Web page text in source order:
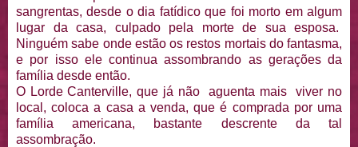
sangrentas, desde o dia fatídico que foi morto em algum
lugar da casa, culpado pela morte de sua esposa.
Ninguém sabe onde estão os restos mortais do fantasma,
e por isso ele continua assombrando as gerações da
família desde então.
O Lorde Canterville, que já não aguenta mais viver no
local, coloca a casa a venda, que é comprada por uma
família americana, bastante descrente da tal
assombração.